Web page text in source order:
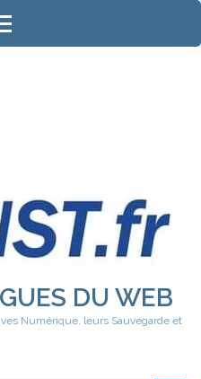
DU WEB
Numérique, leurs Sauvegarde et